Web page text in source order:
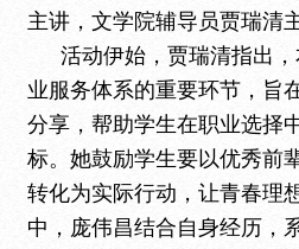
主讲，文学院辅导员贾瑞清
活动伊始，贾瑞清指出
业服务体系的重要环节，旨
分享，帮助学生在职业选择
标。她鼓励学生要以优秀前
转化为实际行动，让青春理
中，庞伟昌结合自身经历，